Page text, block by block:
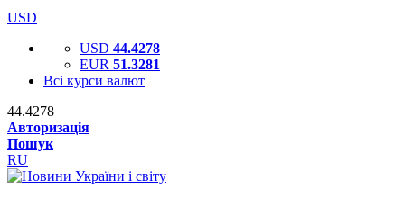
USD
USD 44.4278
EUR 51.3281
Всі курси валют
44.4278
Авторизація
Пошук
RU